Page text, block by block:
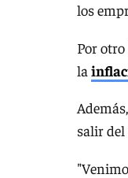
los
Por
la
salir del